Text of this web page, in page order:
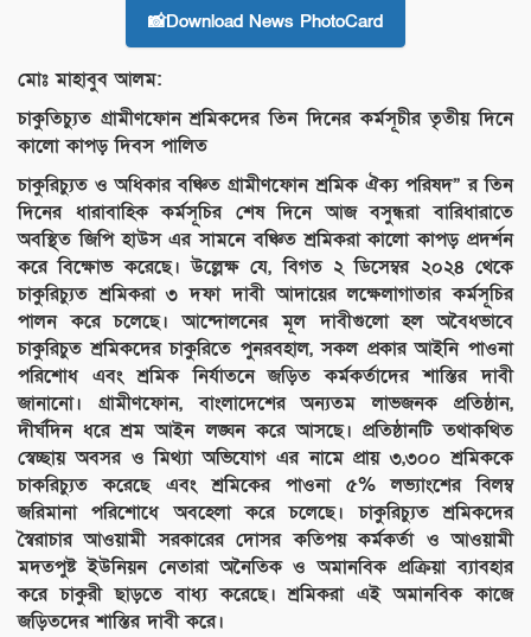
📸Download News PhotoCard
মোঃ মাহাবুব আলম:
চাকুতিচ্যুত গ্রামীণফোন শ্রমিকদের তিন দিনের কর্মসূচীর তৃতীয় দিনে
কালো কাপড় দিবস পালিত
চাকুরিচ্যুত ও অধিকার বঞ্চিত গ্রামীণফোন শ্রমিক ঐক্য পরিষদ” র তিন
দিনের ধারাবাহিক কর্মসূচির শেষ দিনে আজ বসুন্ধরা বারিধারাতে
অবস্থিত জিপি হাউস এর সামনে বঞ্চিত শ্রমিকরা কালো কাপড় প্রদর্শন
করে বিক্ষোভ করেছে। উল্লেক্ষ যে, বিগত ২ ডিসেম্বর ২০২৪ থেকে
চাকুরিচ্যুত শ্রমিকরা ৩ দফা দাবী আদায়ের লক্ষেলাগাতার কর্মসূচির
পালন করে চলেছে। আন্দোলনের মূল দাবীগুলো হল অবৈধভাবে
চাকুরিচুত শ্রমিকদের চাকুরিতে পুনরবহাল, সকল প্রকার আইনি পাওনা
পরিশোধ এবং শ্রমিক নির্যাতনে জড়িত কর্মকর্তাদের শাস্তির দাবী
জানানো। গ্রামীণফোন, বাংলাদেশের অন্যতম লাভজনক প্রতিষ্ঠান,
দীর্ঘদিন ধরে শ্রম আইন লঙ্ঘন করে আসছে। প্রতিষ্ঠানটি তথাকথিত
স্বেচ্ছায় অবসর ও মিথ্যা অভিযোগ এর নামে প্রায় ৩,৩০০ শ্রমিককে
চাকরিচ্যুত করেছে এবং শ্রমিকের পাওনা ৫% লভ্যাংশের বিলম্ব
জরিমানা পরিশোধে অবহেলা করে চলেছে। চাকুরিচ্যুত শ্রমিকদের
স্বৈরাচার আওয়ামী সরকারের দোসর কতিপয় কর্মকর্তা ও আওয়ামী
মদতপুষ্ট ইউনিয়ন নেতারা অনৈতিক ও অমানবিক প্রক্রিয়া ব্যাবহার
করে চাকুরী ছাড়তে বাধ্য করেছে। শ্রমিকরা এই অমানবিক কাজে
জড়িতদের শাস্তির দাবী করে।